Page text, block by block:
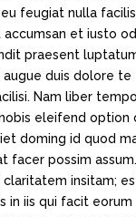
feugiat nulla
accumsan et iusto
praesent
duis dolore te
Nam liber
eleifend option
doming id quod
facer possim
claritatem insitam;
in iis qui facit